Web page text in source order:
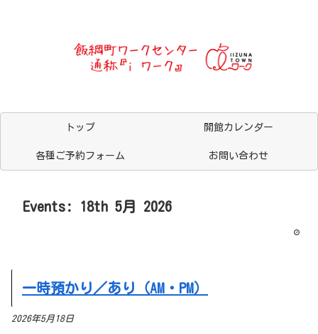
トップ 開館カレンダー
各種ご予約フォーム お問い合わせ
Events: 18th 5月 2026
一時預かり／あり（AM・PM）
2026年5月18日